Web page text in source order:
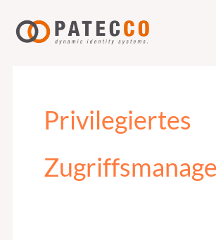
Inhalt
springen
Privilegiertes